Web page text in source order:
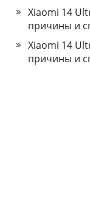
Xiaomi 14
причины и
Xiaomi 14
причины и